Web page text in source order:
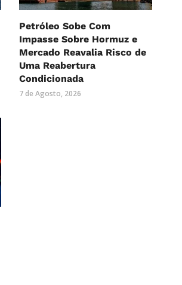
Petróleo Sobe Com
Impasse Sobre Hormuz e
Mercado Reavalia Risco de
Uma Reabertura
Condicionada
7 de Agosto, 2026